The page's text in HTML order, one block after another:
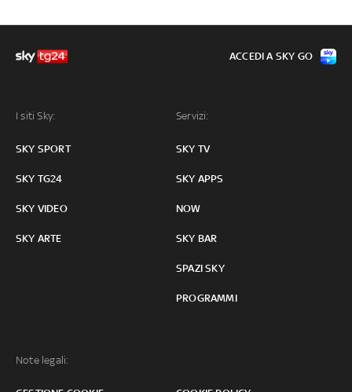
I siti Sky:
SKY SPORT
SKY TG24
SKY VIDEO
SKY ARTE
Servizi:
SKY TV
SKY APPS
NOW
SKY BAR
SPAZI SKY
PROGRAMMI
Note legali:
ACCEDI A SKY GO